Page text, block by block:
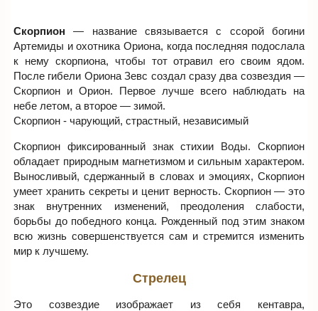
Скорпион — название связывается с ссорой богини
Артемиды и охотника Ориона, когда последняя подослала
к нему скорпиона, чтобы тот отравил его своим ядом.
После гибели Ориона Зевс создал сразу два созвездия —
Скорпион и Орион. Первое лучше всего наблюдать на
небе летом, а второе — зимой.
Скорпион - чарующий, страстный, независимый
Скорпион фиксированный знак стихии Воды. Скорпион
обладает природным магнетизмом и сильным характером.
Выносливый, сдержанный в словах и эмоциях, Скорпион
умеет хранить секреты и ценит верность. Скорпион — это
знак внутренних изменений, преодоления слабости,
борьбы до победного конца. Рожденный под этим знаком
всю жизнь совершенствуется сам и стремится изменить
мир к лучшему.
Стрелец
Это созвездие изображает из себя кентавра,